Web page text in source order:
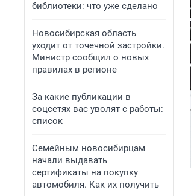
библиотеки: что уже сделано
Новосибирская область
уходит от точечной застройки.
Министр сообщил о новых
правилах в регионе
За какие публикации в
соцсетях вас уволят с работы:
список
Семейным новосибирцам
начали выдавать
сертификаты на покупку
автомобиля. Как их получить